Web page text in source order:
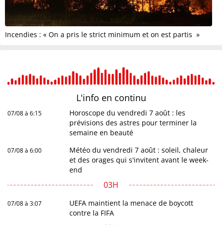
Incendies : « On a pris le strict minimum et on est partis »
L'info en continu
07/08 à 6:15
Horoscope du vendredi 7 août : les
prévisions des astres pour terminer la
semaine en beauté
07/08 à 6:00
Météo du vendredi 7 août : soleil, chaleur
et des orages qui s'invitent avant le week-
end
03H
07/08 à 3:07
UEFA maintient la menace de boycott
contre la FIFA